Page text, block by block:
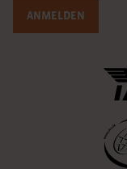
ANMELDEN